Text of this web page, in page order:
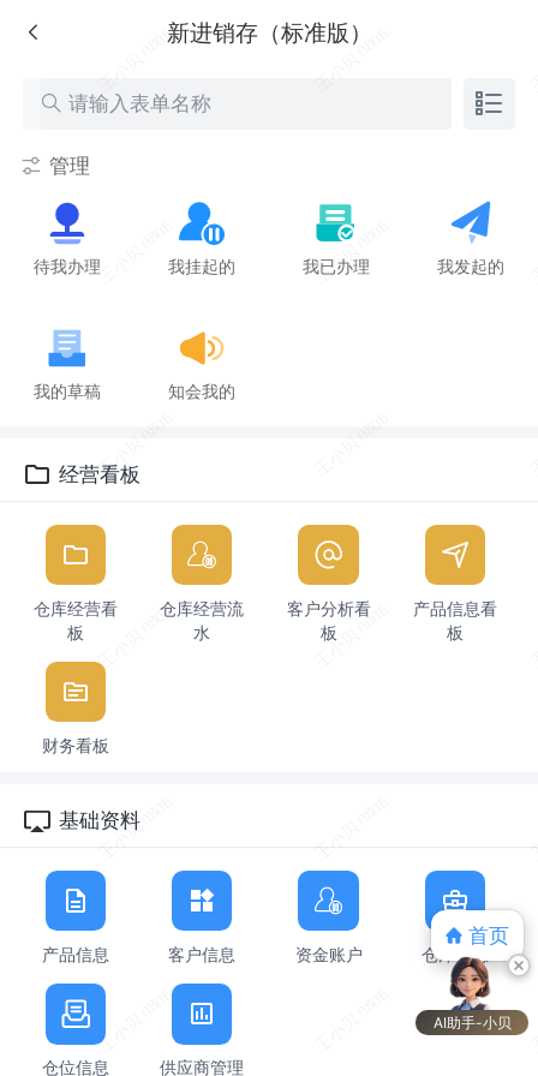
AI助手-小贝
新进销存（标准版）
管理
待我办理 我挂起的 我已办理 我发起的
我的草稿 知会我的
经营看板
仓库经营看
板
仓库经营流
水
客户分析看
板
产品信息看
板
财务看板
基础资料
产品信息 客户信息 资金账户 仓库信息
仓位信息 供应商管理
首页